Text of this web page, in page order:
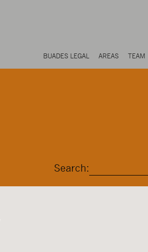
BUADES LEGAL AREAS TEAM
Search: